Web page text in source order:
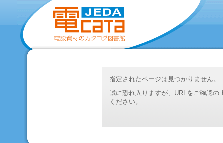
指定されたページは見つかりません。
誠に恐れ入りますが、URLをご確認
ください。